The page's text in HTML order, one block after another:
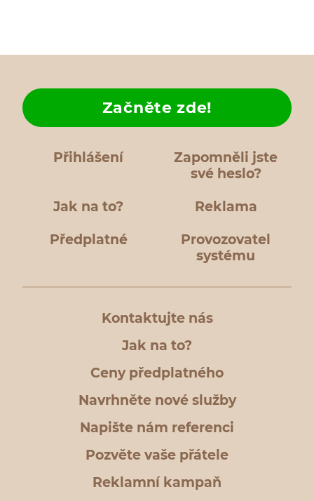
Přihlášení
Zapomněli jste
své heslo?
Jak na to?
Začněte zde!
Reklama
Předplatné
Provozovatel
systému
Kontaktujte nás
Jak na to?
Ceny předplatného
Navrhněte nové služby
Napište nám referenci
Pozvěte vaše přátele
Reklamní kampaň